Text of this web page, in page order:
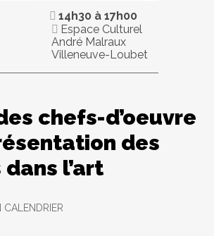
14h30 à 17h00
Espace Culturel
André Malraux
Villeneuve-Loubet
chefs-d’oeuvre
des
l’art